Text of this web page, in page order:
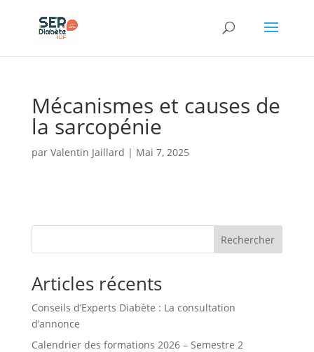
Mécanismes et causes de
la sarcopénie
par Valentin Jaillard | Mai 7, 2025
Rechercher
Articles récents
Conseils d’Experts Diabète : La consultation
d’annonce
Calendrier des formations 2026 – Semestre 2